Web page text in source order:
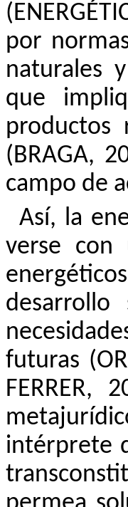
por
naturales
que
productos
(BRAGA,
campo de
Así, la
verse con
futuras
FERRER,
intérprete